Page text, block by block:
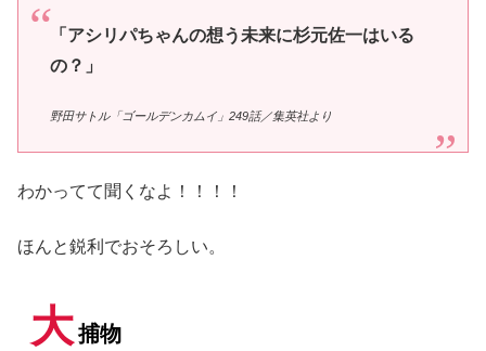
「アシリパちゃんの想う未来に杉元佐一はいる
の？」
野田サトル「ゴールデンカムイ」249話／集英社より
わかってて聞くなよ！！！！
ほんと鋭利でおそろしい。
大捕物